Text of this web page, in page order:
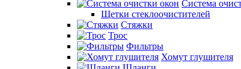
Система
Щетки стеклоочистителей
Стяжки
Трос
Фильтры
Хомут глушителя